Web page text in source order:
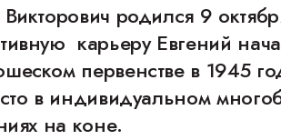
родился 9
карьеру Евгений
первенстве в 1945
в индивидуальном
на коне.